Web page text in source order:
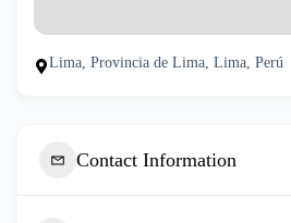
Lima, Provincia de Lima, Lima, Perú
Contact Information